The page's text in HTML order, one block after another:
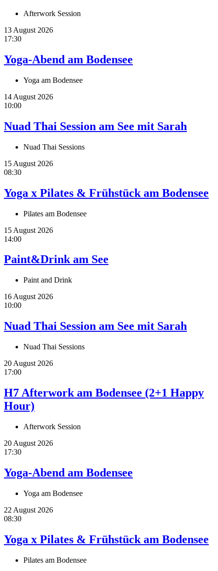
Afterwork Session
13 August 2026
17:30
Yoga-Abend am Bodensee
Yoga am Bodensee
14 August 2026
10:00
Nuad Thai Session am See mit Sarah
Nuad Thai Sessions
15 August 2026
08:30
Yoga x Pilates & Frühstück am Bodensee
Pilates am Bodensee
15 August 2026
14:00
Paint&Drink am See
Paint and Drink
16 August 2026
10:00
Nuad Thai Session am See mit Sarah
Nuad Thai Sessions
20 August 2026
17:00
H7 Afterwork am Bodensee (2+1 Happy
Hour)
Afterwork Session
20 August 2026
17:30
Yoga-Abend am Bodensee
Yoga am Bodensee
22 August 2026
08:30
Yoga x Pilates & Frühstück am Bodensee
Pilates am Bodensee